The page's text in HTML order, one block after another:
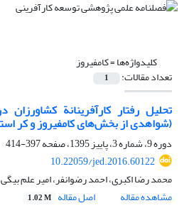
کلیدواژه‌ها =کامفیروز
تعداد مقالات: 1
تحلیل رفتار کارآفرینانة کشاورزان
(شواهدی از بخش‌های کامفیروز و کر
دوره 9، شماره 3، پاییز 1395، صفحه
397-414
10.22059/jed.2016.60122
محمد رضا اکبری، احمد رضوانفر، امیر علم بیگی
مشاهده مقاله
اصل مقاله 1.02 M